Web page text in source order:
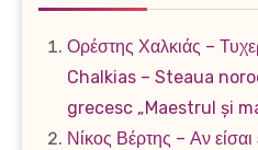
Ορέστης Χαλκιάς –
Chalkias – Steaua
grecesc „Maestrul și
Νίκος Βέρτης – Αν